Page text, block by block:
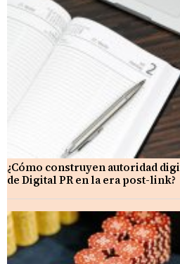
¿Cómo construyen autoridad
de Digital PR en la era post-link?